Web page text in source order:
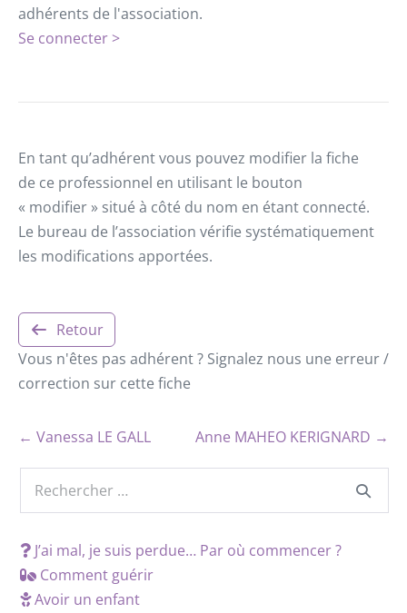
adhérents de l'association.
Se connecter >
En tant qu’adhérent vous pouvez modifier la fiche
de ce professionnel en utilisant le bouton
« modifier » situé à côté du nom en étant connecté.
Le bureau de l’association vérifie systématiquement
les modifications apportées.
Retour
Vous n'êtes pas adhérent ? Signalez nous une erreur /
correction sur cette fiche
← Vanessa LE GALL Anne MAHEO KERIGNARD →
J’ai mal, je suis perdue… Par où commencer ?
Comment guérir
Avoir un enfant